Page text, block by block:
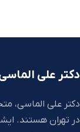
دکتر علی
دکتر علی الماسی،
در تهران هستند.